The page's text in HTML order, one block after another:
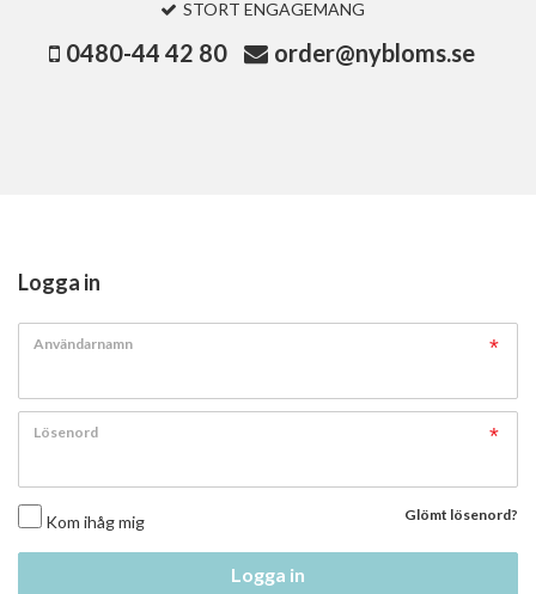
STORT ENGAGEMANG
0480-44 42 80 order@nybloms.se
Logga in
Användarnamn
Lösenord
Kom ihåg mig Glömt lösenord?
Logga in